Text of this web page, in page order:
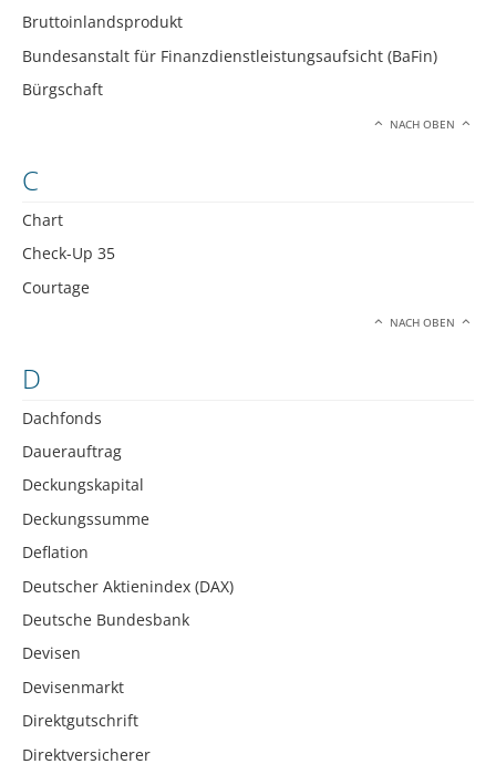
Bruttoinlandsprodukt
Bundesanstalt für Finanzdienstleistungsaufsicht (BaFin)
Bürgschaft
NACH OBEN
C
Chart
Check-Up 35
Courtage
NACH OBEN
D
Dachfonds
Dauerauftrag
Deckungskapital
Deckungssumme
Deflation
Deutscher Aktienindex (DAX)
Deutsche Bundesbank
Devisen
Devisenmarkt
Direktgutschrift
Direktversicherer